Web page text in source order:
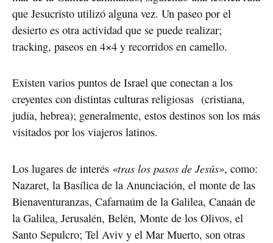
que Jesucristo utilizó alguna vez. Un paseo por el
desierto es otra actividad que se puede realizar;
tracking, paseos en 4×4 y recorridos en camello.
Existen varios puntos de Israel que conectan a los
creyentes con distintas culturas religiosas (cristiana,
judía, hebrea); generalmente, estos destinos son los más
visitados por los viajeros latinos.
Los lugares de interés «tras los pasos de Jesús», como:
Nazaret, la Basílica de la Anunciación, el monte de las
Bienaventuranzas, Cafarnaúm de la Galilea, Canaán de
la Galilea, Jerusalén, Belén, Monte de los Olivos, el
Santo Sepulcro; Tel Aviv y el Mar Muerto, son otras